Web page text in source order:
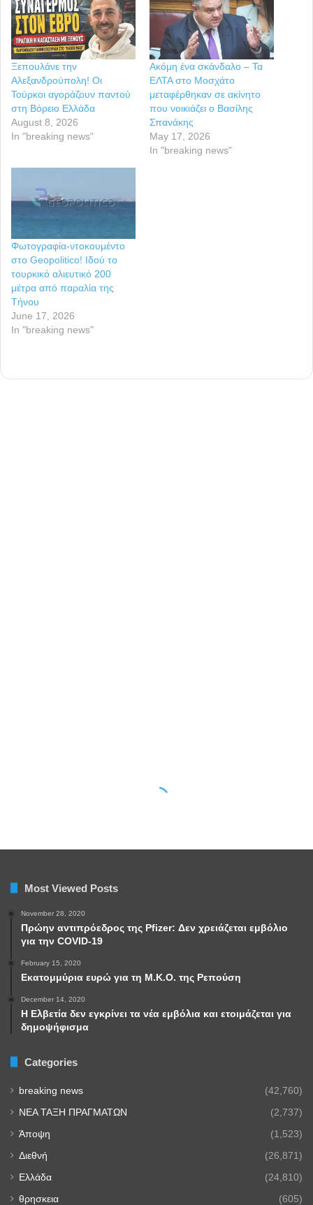
Most Viewed Posts
November 28, 2020
Πρώην αντιπρόεδρος της Pfizer: Δεν χρειάζεται εμβόλιο
για την COVID-19
February 15, 2020
Εκατομμύρια ευρώ για τη Μ.Κ.Ο. της Ρεπούση
December 14, 2020
Η Ελβετία δεν εγκρίνει τα νέα εμβόλια και ετοιμάζεται για
δημοψήφισμα
Categories
breaking news (42,760)
NEA TAΞΗ ΠΡΑΓΜΑΤΩΝ (2,737)
Άποψη (1,523)
Διεθνή (26,871)
Ελλάδα (24,810)
θρησκεια (605)